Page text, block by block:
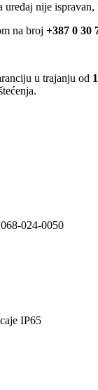
nije
na broj +387 0 30
u trajanju od
024-0050
IP65